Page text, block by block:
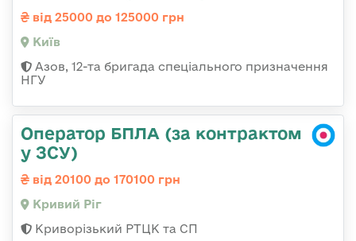
від 25000 до 125000 грн
Київ
Азов, 12-та бригада спеціального призначення
НГУ
Оператор БПЛА (за контрактом
у ЗСУ)
від 20100 до 170100 грн
Кривий Ріг
Криворізький РТЦК та СП